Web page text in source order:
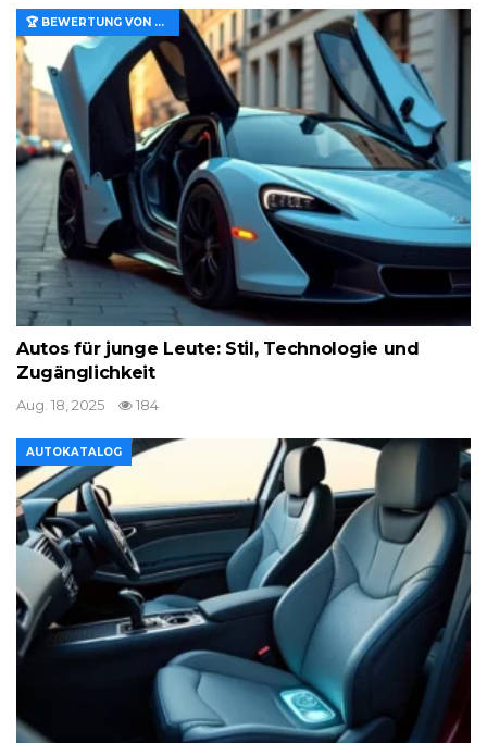
🏆 BEWERTUNG VON MERKMALEN UND WERT
Autos für junge Leute: Stil, Technologie und
Zugänglichkeit
Aug. 18, 2025 184
AUTOKATALOG